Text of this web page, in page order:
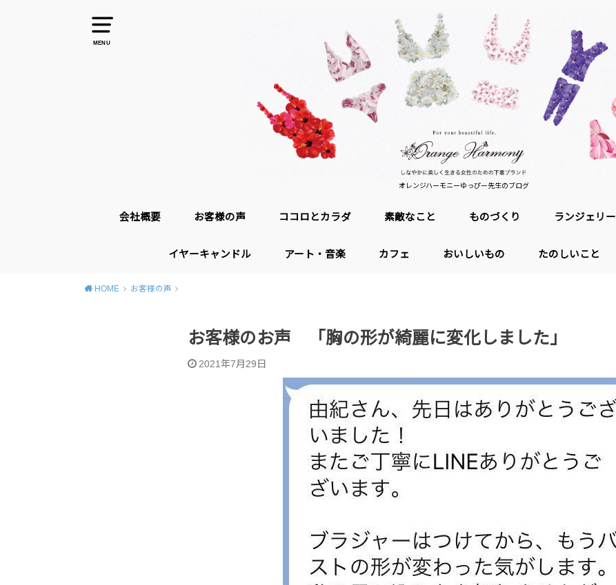
MENU
オレンジハーモニーゆっぴー先生のブログ
会社概要 お客様の声 ココロとカラダ 素敵なこと ものづくり ランジェリー
イヤーキャンドル アート・音楽 カフェ おいしいもの たのしいこと
HOME お客様の声
お客様のお声 「胸の形が綺麗に変化しました」
2021年7月29日